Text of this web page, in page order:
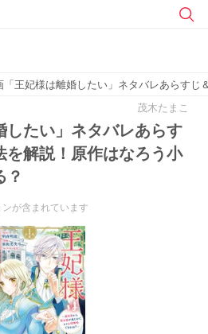
「王妃様は離婚したい」ネタバレあらす
茂木たまこ
たい」ネタバレあらす
を解説！原作はなろう小
？
が含まれています